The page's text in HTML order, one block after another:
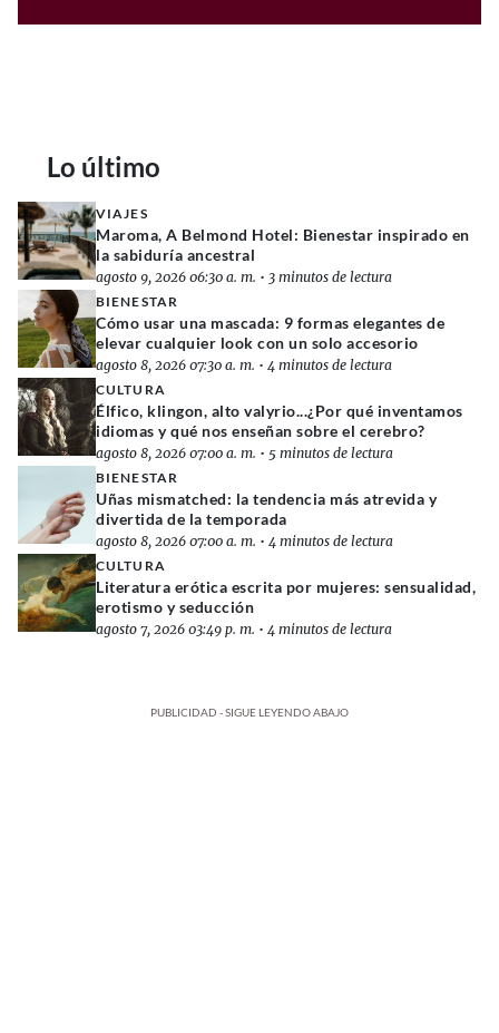
Lo último
VIAJES
Maroma, A Belmond Hotel: Bienestar inspirado en
la sabiduría ancestral
agosto 9, 2026 06:30 a. m. • 3 minutos de lectura
BIENESTAR
Cómo usar una mascada: 9 formas elegantes de
elevar cualquier look con un solo accesorio
agosto 8, 2026 07:30 a. m. • 4 minutos de lectura
CULTURA
Élfico, klingon, alto valyrio...¿Por qué inventamos
idiomas y qué nos enseñan sobre el cerebro?
agosto 8, 2026 07:00 a. m. • 5 minutos de lectura
BIENESTAR
Uñas mismatched: la tendencia más atrevida y
divertida de la temporada
agosto 8, 2026 07:00 a. m. • 4 minutos de lectura
CULTURA
Literatura erótica escrita por mujeres: sensualidad,
erotismo y seducción
agosto 7, 2026 03:49 p. m. • 4 minutos de lectura
PUBLICIDAD - SIGUE LEYENDO ABAJO